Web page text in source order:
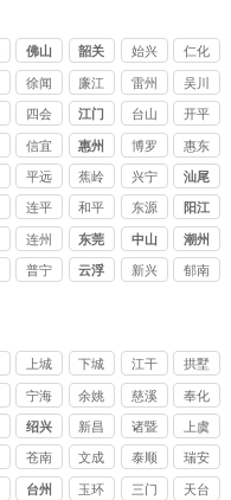
佛山 韶关 始兴 仁化
徐闻 廉江 雷州 吴川
四会 江门 台山 开平
信宜 惠州 博罗 惠东
平远 蕉岭 兴宁 汕尾
连平 和平 东源 阳江
连州 东莞 中山 潮州
普宁 云浮 新兴 郁南
上城 下城 江干 拱墅
宁海 余姚 慈溪 奉化
绍兴 新昌 诸暨 上虞
苍南 文成 泰顺 瑞安
台州 玉环 三门 天台